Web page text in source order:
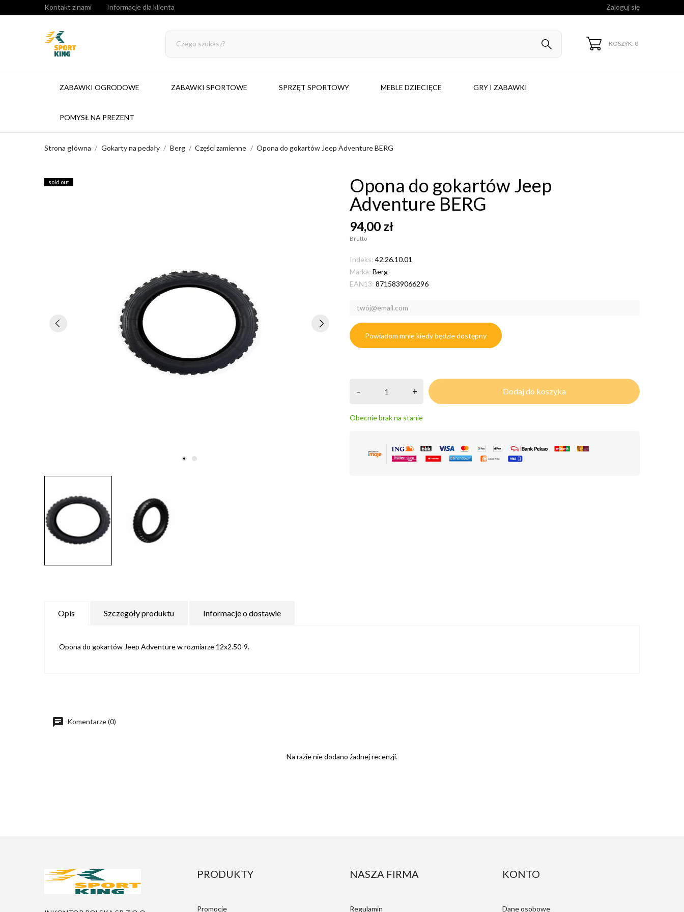
Kontakt z nami Informacje dla klienta Zaloguj się
KOSZYK: 0
ZABAWKI OGRODOWE ZABAWKI SPORTOWE SPRZĘT SPORTOWY MEBLE DZIECIĘCE GRY I ZABAWKI
POMYSŁ NA PREZENT
Strona główna Gokarty na pedały Berg Części zamienne Opona do gokartów Jeep Adventure BERG
sold out
Opona do gokartów Jeep
Adventure BERG
94,00 zł
Brutto
Indeks: 42.26.10.01
Marka: Berg
EAN13: 8715839066296
Powiadom mnie kiedy będzie dostępny
– + Dodaj do koszyka
Obecnie brak na stanie
Opis Szczegóły produktu Informacje o dostawie
Opona do gokartów Jeep Adventure w rozmiarze 12x2.50-9.
Komentarze (0)
Na razie nie dodano żadnej recenzji.
PRODUKTY
Promocje
NASZA FIRMA
Regulamin
KONTO
Dane osobowe